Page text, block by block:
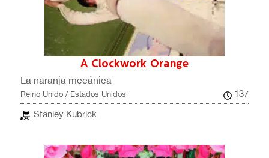
A Clockwork Orange
La naranja mecánica
Reino Unido / Estados Unidos
137
Stanley Kubrick